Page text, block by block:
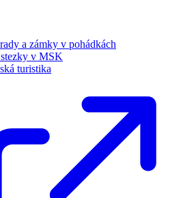
a zámky v pohádkách
v MSK
turistika